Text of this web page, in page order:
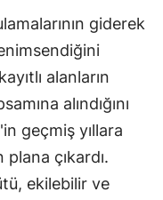
Hatay
Isparta
Mersin
İstanbul
İzmir
giderek
alanların
alındığını
geçmiş yıllara
çıkardı.
ekilebilir ve